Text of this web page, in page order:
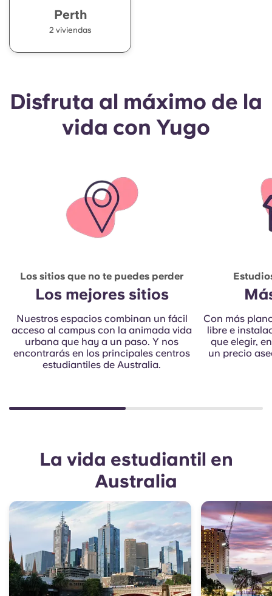
Perth
2 viviendas
Disfruta al máximo de la
vida con Yugo
Los sitios que no te puedes perder
Los mejores sitios
Nuestros espacios combinan un fácil
acceso al campus con la animada vida
urbana que hay a un paso. Y nos
encontrarás en los principales centros
estudiantiles de Australia.
Con más
libre e
que elegir,
un precio
La vida estudiantil en
Australia